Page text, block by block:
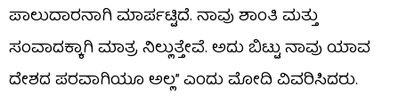
ಪಾಲುದಾರನಾಗಿ ಮಾರ್ಪಟ್ಟಿದೆ. ನಾವು ಶಾಂತಿ ಮತ್ತು
ಸಂವಾದಕ್ಕಾಗಿ ಮಾತ್ರ ನಿಲ್ಲುತ್ತೇವೆ. ಅದು ಬಿಟ್ಟು ನಾವು ಯಾವ
ದೇಶದ ಪರವಾಗಿಯೂ ಅಲ್ಲ” ಎಂದು ಮೋದಿ ವಿವರಿಸಿದರು.